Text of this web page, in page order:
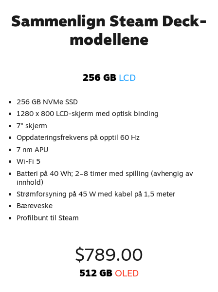
Sammenlign Steam Deck-
modellene
256 GB LCD
256 GB NVMe SSD
1280 x 800 LCD-skjerm med optisk binding
7" skjerm
Oppdateringsfrekvens på opptil 60 Hz
7 nm APU
Wi-Fi 5
Batteri på 40 Wh; 2–8 timer med spilling (avhengig av
innhold)
Strømforsyning på 45 W med kabel på 1,5 meter
Bæreveske
Profilbunt til Steam
$789.00
512 GB OLED